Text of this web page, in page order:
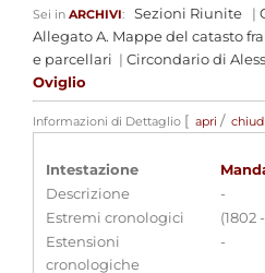
Sei in ARCHIVI: Sezioni Riunite |
Allegato A. Mappe del catasto
e parcellari | Circondario di
Oviglio
Informazioni di Dettaglio [ apri / chiudi
Intestazione
Descrizione
-
Estremi cronologici
(1802
Estensioni
cronologiche
-